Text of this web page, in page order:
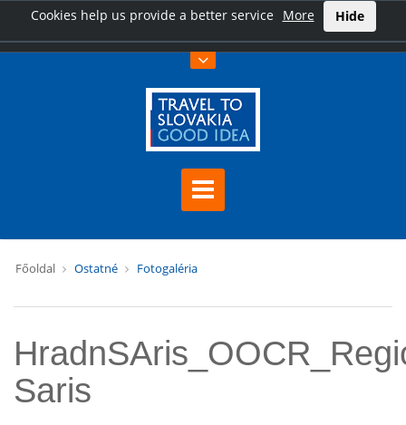
Cookies help us provide a better service More Hide
Főoldal Ostatné Fotogaléria
Saris